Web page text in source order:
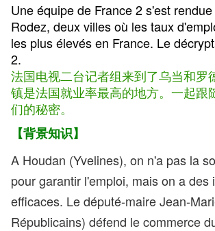
Une équipe de France 2 s'est
Rodez, deux villes où les taux
les plus élevés en France. Le
2.
法国电视二台记者组来到了乌当和罗
镇是法国就业率最高的地方。一起跟
们的秘密。
【背景知识】
A Houdan (Yvelines), on n'a pas la
pour garantir l'emploi, mais on a des
efficaces. Le député-maire Jean-
Républicains) défend le commerce